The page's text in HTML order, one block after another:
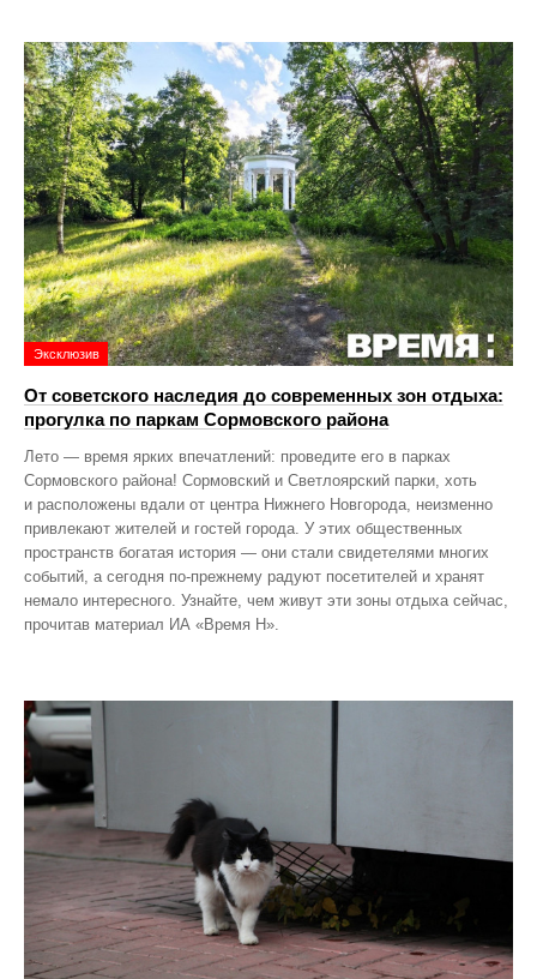
Эксклюзив
От советского наследия до современных зон отдыха:
прогулка по паркам Сормовского района
Лето — время ярких впечатлений: проведите его в парках
Сормовского района! Сормовский и Светлоярский парки, хоть
и расположены вдали от центра Нижнего Новгорода, неизменно
привлекают жителей и гостей города. У этих общественных
пространств богатая история — они стали свидетелями многих
событий, а сегодня по‑прежнему радуют посетителей и хранят
немало интересного. Узнайте, чем живут эти зоны отдыха сейчас,
прочитав материал ИА «Время Н».